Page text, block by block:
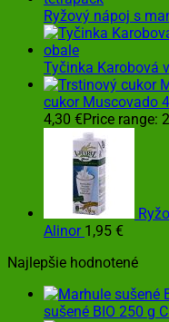
Ryžový nápoj s
Tyčinka Karobová
cukor Muscovado
4,30 €Price range:
Alinor 1,95 €
Najlepšie hodnotené
sušené BIO 250 g